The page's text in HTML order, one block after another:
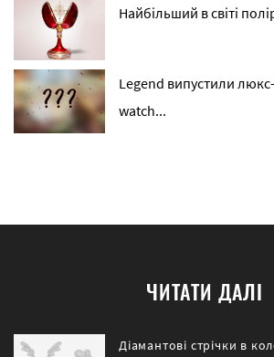
Найбільший в світі
Legend випустили
watch...
ЧИТАТИ ДАЛІ
Діамантові стрічки в